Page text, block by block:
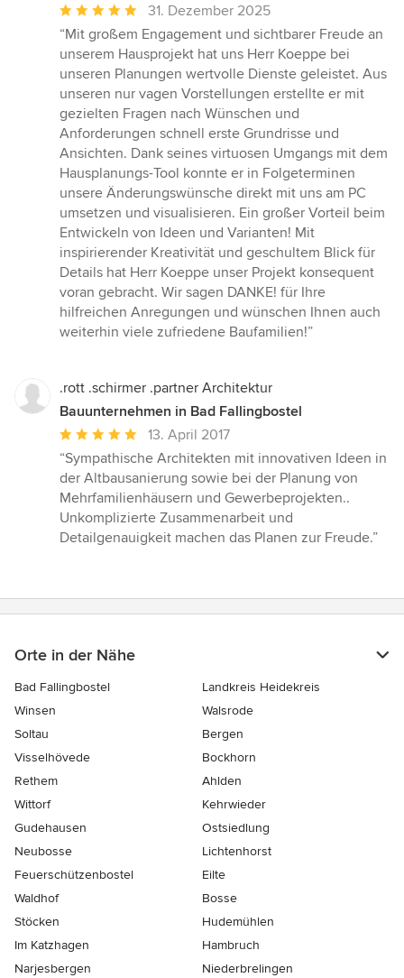
Durchschnittliche
Bewertung:
5
von
5
Sternen
31. Dezember 2025
“Mit großem Engagement und sichtbarer Freude an
unserem Hausprojekt hat uns Herr Koeppe bei
unseren Planungen wertvolle Dienste geleistet. Aus
unseren nur vagen Vorstellungen erstellte er mit
gezielten Fragen nach Wünschen und
Anforderungen schnell erste Grundrisse und
Ansichten. Dank seines virtuosen Umgangs mit dem
Hausplanungs-Tool konnte er in Folgeterminen
unsere Änderungswünsche direkt mit uns am PC
umsetzen und visualisieren. Ein großer Vorteil beim
Entwickeln von Ideen und Varianten! Mit
inspirierender Kreativität und geschultem Blick für
Details hat Herr Koeppe unser Projekt konsequent
voran gebracht. Wir sagen DANKE! für Ihre
hilfreichen Anregungen und wünschen Ihnen auch
weiterhin viele zufriedene Baufamilien!”
.rott .schirmer .partner Architektur
Bauunternehmen in Bad Fallingbostel
Durchschnittliche
Bewertung:
5
von
5
Sternen
13. April 2017
“Sympathische Architekten mit innovativen Ideen in
der Altbausanierung sowie bei der Planung von
Mehrfamilienhäusern und Gewerbeprojekten..
Unkomplizierte Zusammenarbeit und
Detailgenauigkeit machen das Planen zur Freude.”
Orte in der Nähe
Bad Fallingbostel
Landkreis Heidekreis
Winsen
Walsrode
Soltau
Bergen
Visselhövede
Bockhorn
Rethem
Ahlden
Wittorf
Kehrwieder
Gudehausen
Ostsiedlung
Neubosse
Lichtenhorst
Feuerschützenbostel
Eilte
Waldhof
Bosse
Stöcken
Hudemühlen
Im Katzhagen
Hambruch
Narjesbergen
Niederbrelingen